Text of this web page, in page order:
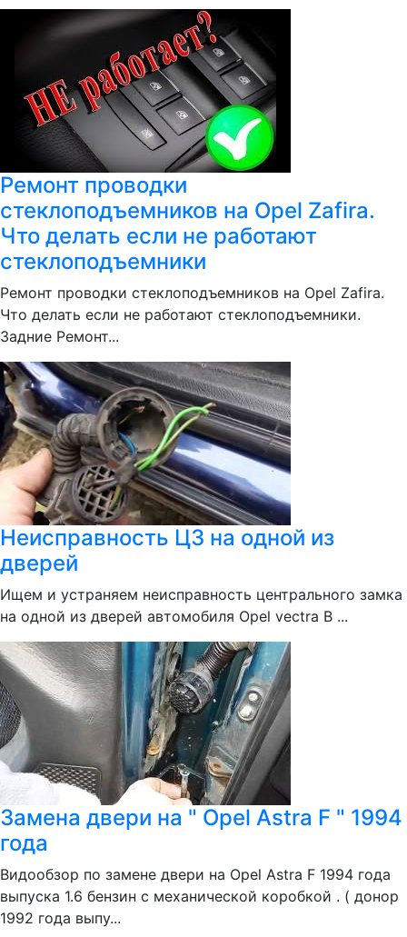
Ремонт проводки
стеклоподъемников на Opel Zafira.
Что делать если не работают
стеклоподъемники
Ремонт проводки стеклоподъемников на Opel Zafira.
Что делать если не работают стеклоподъемники.
Задние Ремонт...
Неисправность ЦЗ на одной из
дверей
Ищем и устраняем неисправность центрального замка
на одной из дверей автомобиля Opel vectra B ...
Замена двери на " Opel Astra F " 1994
года
Видообзор по замене двери на Opel Astra F 1994 года
выпуска 1.6 бензин с механической коробкой . ( донор
1992 года выпу...